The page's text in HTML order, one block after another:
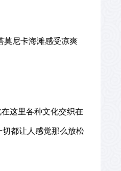
莫尼卡海滩感受凉爽
这里各种文化交织在
都让人感觉那么放松